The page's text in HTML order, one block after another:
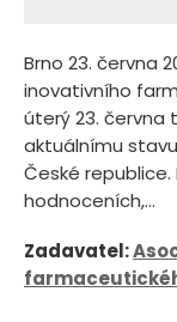
Brno 23. června
inovativního
úterý 23. června
aktuálnímu
České
hodnoceních,...
Zadavatel: